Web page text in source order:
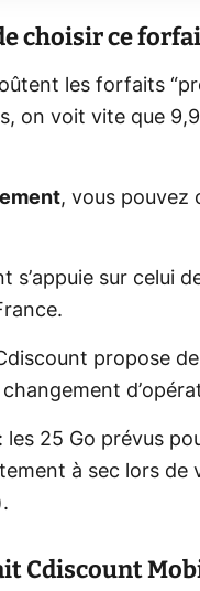
choisir ce
les forfaits
on voit vite que
, vous pouvez
s’appuie sur celui
propose
: les 25 Go prévus
à sec lors de
Cdiscount